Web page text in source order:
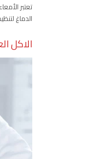
تعتبر
الدماغ
الاكل